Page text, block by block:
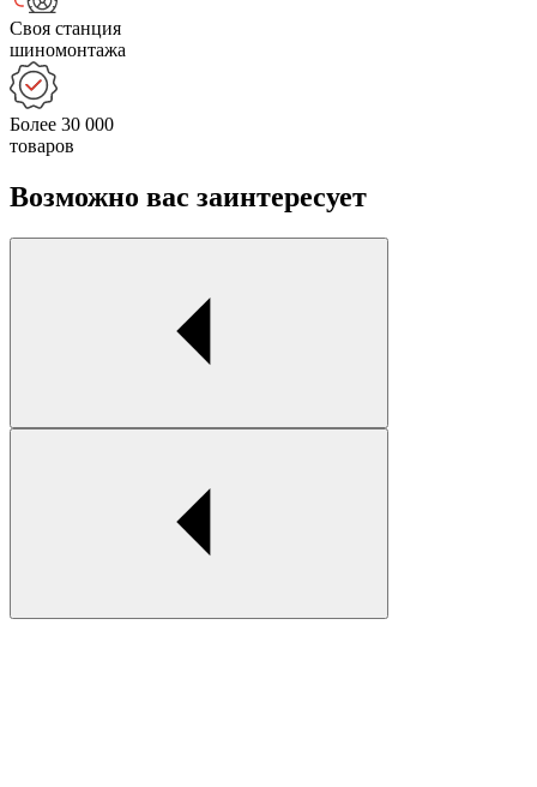
Своя станция
шиномонтажа
Более 30 000
товаров
Возможно вас заинтересует